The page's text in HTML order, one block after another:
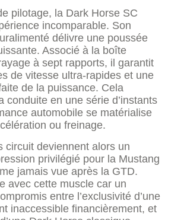
pilotage, la Dark Horse SC
incomparable. Son
délivre une poussée
Associé à la boîte
à sept rapports, il garantit
de vitesse ultra-rapides et une
de la puissance. Cela
conduite en une série d’instants
automobile se matérialise
ou freinage.
circuit deviennent alors un
privilégié pour la Mustang
jamais vue après la GTD.
avec cette muscle car un
entre l’exclusivité d’une
inaccessible financièrement, et